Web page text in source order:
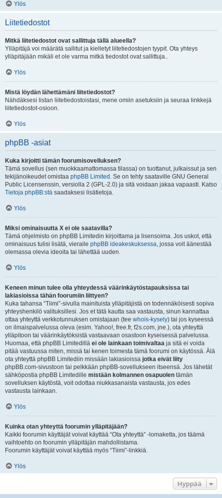
Ylös
Liitetiedostot
Mitkä liitetiedostot ovat sallittuja tällä alueella?
Ylläpitäjä voi määrätä sallitut ja kielletyt liitetiedostojen tyypit. Ota yhteys
ylläpitäjään mikäli et ole varma mitkä tiedostot ovat sallittuja..
Ylös
Mistä löydän lähettämäni liitetiedostot?
Nähdäksesi listan liitetiedostoistasi, mene omiin asetuksiin ja seuraa linkkejä
liitetiedostot-osioon.
Ylös
phpBB -asiat
Kuka kirjoitti tämän foorumisovelluksen?
Tämä sovellus (sen muokkaamattomassa tilassa) on tuottanut, julkaissut ja sen
tekijänoikeudet omistaa phpBB Limited . Se on tehty saataville GNU General
Public Licensenssin, versiolla 2 (GPL-2.0) ja sitä voidaan jakaa vapaasti. Katso
Tietoja phpBB:stä saadaksesi lisätietoja.
Ylös
Miksi ominaisuutta X ei ole saatavilla?
Tämä ohjelmisto on phpBB Limitedin kirjoittama ja lisensoima. Jos uskot, että
ominaisuus tulisi lisätä, vieraile phpBB ideakeskuksessa, jossa voit äänestää
olemassa olevia ideoita tai lähettää uuden.
Ylös
Keneen minun tulee olla yhteydessä väärinkäytöstapauksissa tai
lakiasioissa tähän foorumiin liittyen?
Kuka tahansa “Tiimi”-sivulla mainituista ylläpitäjistä on todennäköisesti sopiva
yhteyshenkilö valituksillesi. Jos et tätä kautta saa vastausta, sinun kannattaa
ottaa yhteyttä verkkotunnuksen omistajaan (tee whois-kysely) tai jos kyseessä
on ilmaispalvelussa oleva (esim. Yahoo!, free.fr, f2s.com, jne.), ota yhteyttä
ylläpitoon tai väärinkäytöksistä vastaavaan osastoon kyseisessä palvelussa.
Huomaa, että phpBB Limitedillä ei ole lainkaan toimivaltaa ja sitä ei voida
pitää vastuussa miten, missä tai kenen toimesta tämä foorumi on käytössä. Älä
ota yhteyttä phpBB Limitediin missään lakiasioissa jotka eivät liity
phpBB.com-sivustoon tai pelkkään phpBB-sovellukseen itseensä. Jos lähetät
sähköpostia phpBB Limitedille mistään kolmannen osapuolen tämän
sovelluksen käytöstä, voit odottaa niukkasanaista vastausta, jos edes
vastausta lainkaan.
Ylös
Kuinka otan yhteyttä foorumin ylläpitäjään?
Kaikki foorumin käyttäjät voivat käyttää “Ota yhteyttä” -lomaketta, jos täämä
vaihtoehto on foorumin ylläpitäjän mahdollistama.
Foorumin käyttäjät voivat käyttää myös “Tiimi”-linkkiä.
Ylös
Hyppää